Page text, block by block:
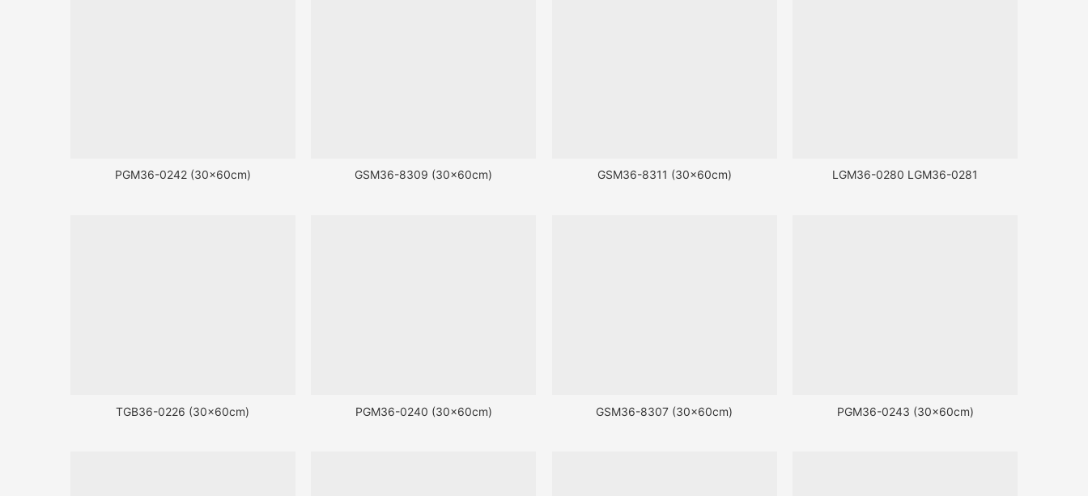
PGM36-0242 (30x60cm) GSM36-8309 (30x60cm) GSM36-8311 (30x60cm) LGM36-0280 LGM36-0281
TGB36-0226 (30x60cm) PGM36-0240 (30x60cm) GSM36-8307 (30x60cm) PGM36-0243 (30x60cm)